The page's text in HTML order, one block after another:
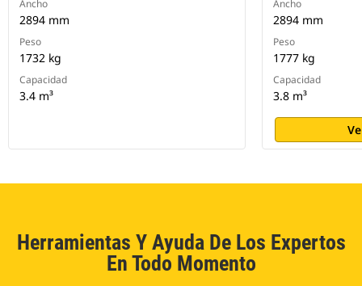
Ancho
2894 mm
Peso
1732 kg
Capacidad
3.4 m³
Ancho
2894 mm
Peso
1777 kg
Capacidad
3.8 m³
Herramientas Y Ayuda De Los Expertos
En Todo Momento